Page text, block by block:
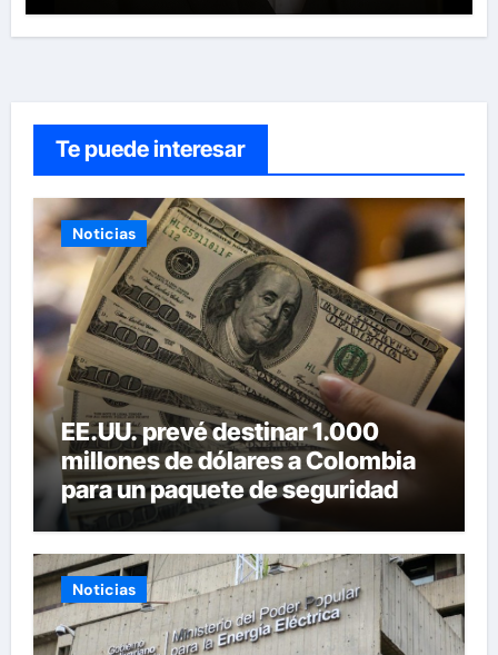
Te puede interesar
Noticias
EE.UU. prevé destinar 1.000
millones de dólares a Colombia
para un paquete de seguridad
Noticias